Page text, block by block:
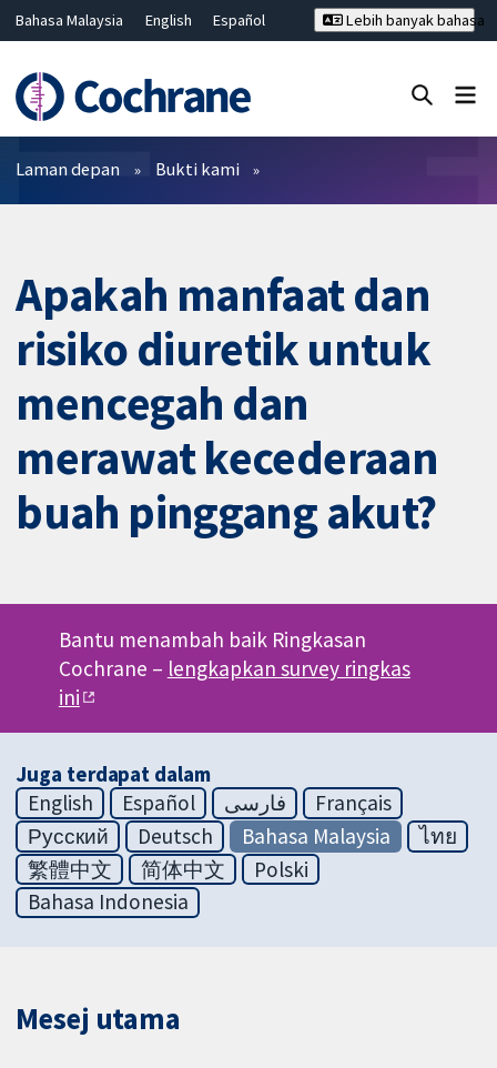
Bahasa Malaysia English
Español
Hrvatski
Deutsch ไทย
繁體中文
简体中文
Lebih banyak bahasa
Penapis
Laman depan Bukti kami
Apakah manfaat dan
risiko diuretik untuk
mencegah dan
merawat kecederaan
buah pinggang akut?
Bantu menambah baik Ringkasan
Cochrane – lengkapkan survey ringkas
ini
Juga terdapat dalam
English
Español فارسی
Français
Русский
Deutsch Bahasa Malaysia
ไทย
繁體中文
简体中文
Polski
Bahasa Indonesia
Mesej utama